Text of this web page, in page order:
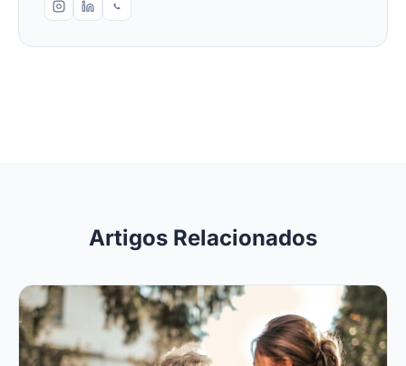
Artigos Relacionados